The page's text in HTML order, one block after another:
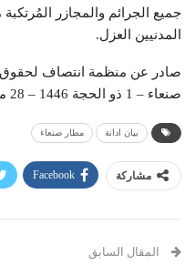
جميع الجرائم والمجازر
المدنيين العزل.
صادر عن منظمة انتصاف لحقوق
صنعاء – 1 ذو الحجة 1446 – 28 مايو 2025م
بيان ادانة مطار صنعاء
مشاركة Facebook
المقال السابق